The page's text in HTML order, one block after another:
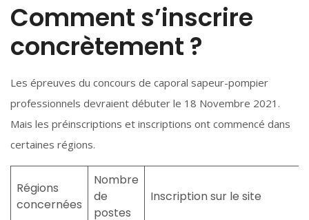
Comment s’inscrire
concrètement ?
Les épreuves du concours de caporal sapeur-pompier
professionnels devraient débuter le 18 Novembre 2021.
Mais les préinscriptions et inscriptions ont commencé dans
certaines régions.
Régions
concernées
Nombre
de
postes
Inscription sur le site